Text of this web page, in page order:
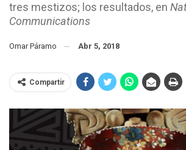
tres mestizos; los resultados, en
Communications
Omar Páramo Abr 5, 2018
Compartir